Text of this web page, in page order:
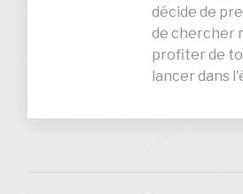
décide de
de chercher
profiter de
lancer dans